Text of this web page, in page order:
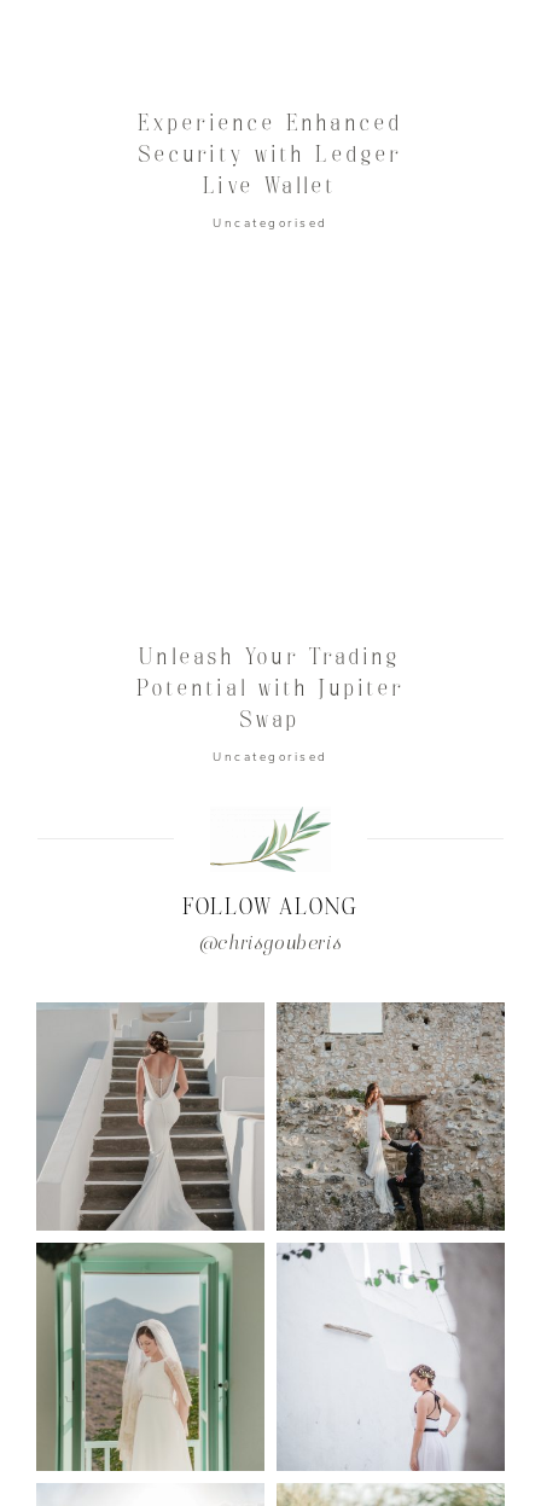
Experience Enhanced
Security with Ledger
Live Wallet
Uncategorised
Unleash Your Trading
Potential with Jupiter
Swap
Uncategorised
FOLLOW ALONG
@chrisgouberis